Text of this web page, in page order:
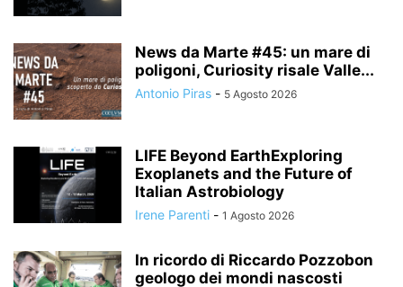
News da Marte #45: un mare di
poligoni, Curiosity risale Valle...
Antonio Piras - 5 Agosto 2026
LIFE Beyond EarthExploring
Exoplanets and the Future of
Italian Astrobiology
Irene Parenti - 1 Agosto 2026
In ricordo di Riccardo Pozzobon
geologo dei mondi nascosti